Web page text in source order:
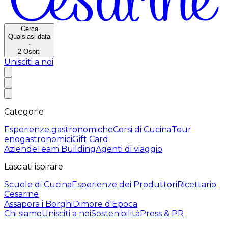
Cerca
Qualsiasi data
·
2 Ospiti
Unisciti a noi
Categorie
Esperienze gastronomicheCorsi di CucinaTour
enogastronomiciGift Card
AziendeTeam BuildingAgenti di viaggio
Lasciati ispirare
Scuole di CucinaEsperienze dei ProduttoriRicettario
Cesarine
Assapora i BorghiDimore d'Epoca
Chi siamoUnisciti a noiSostenibilitàPress & PR